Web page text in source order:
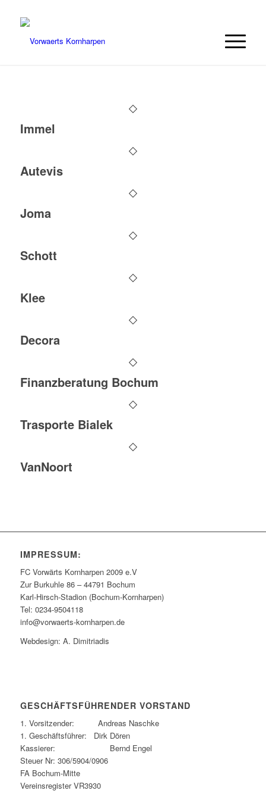
Immel
Autevis
Joma
Schott
Klee
Decora
Finanzberatung Bochum
Trasporte Bialek
VanNoort
IMPRESSUM:
FC Vorwärts Kornharpen 2009 e.V
Zur Burkuhle 86 – 44791 Bochum
Karl-Hirsch-Stadion (Bochum-Kornharpen)
Tel: 0234-9504118
info@vorwaerts-kornharpen.de
Webdesign: A. Dimitriadis
GESCHÄFTSFÜHRENDER VORSTAND
1. Vorsitzender: Andreas Naschke
1. Geschäftsführer: Dirk Dören
Kassierer: Bernd Engel
Steuer Nr: 306/5904/0906
FA Bochum-Mitte
Vereinsregister VR3930